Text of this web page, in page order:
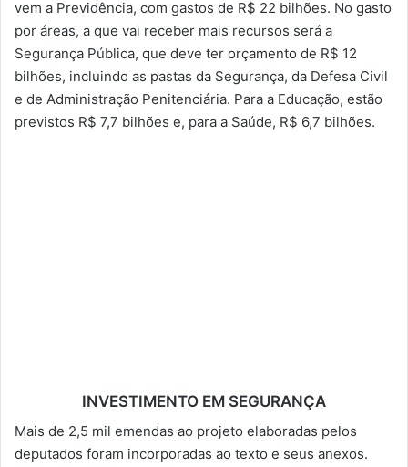
vem a Previdência, com gastos de R$ 22 bilhões. No gasto
por áreas, a que vai receber mais recursos será a
Segurança Pública, que deve ter orçamento de R$ 12
bilhões, incluindo as pastas da Segurança, da Defesa Civil
e de Administração Penitenciária. Para a Educação, estão
previstos R$ 7,7 bilhões e, para a Saúde, R$ 6,7 bilhões.
INVESTIMENTO EM SEGURANÇA
Mais de 2,5 mil emendas ao projeto elaboradas pelos
deputados foram incorporadas ao texto e seus anexos.